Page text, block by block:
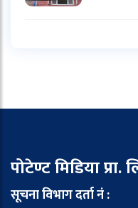
पोटेण्ट मिडिया प्रा.
सूचना विभाग दर्ता नं :